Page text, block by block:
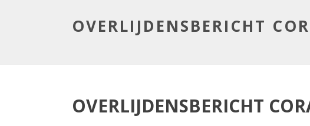
OVERLIJDENSBERICHT
OVERLIJDENSBERICHT